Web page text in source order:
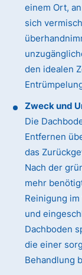
einem Ort,
sich
den idealen
Zweck und
Die
Entfernen
das
Nach der
mehr
Reinigung
und
Dachboden
die einer
Behandlung